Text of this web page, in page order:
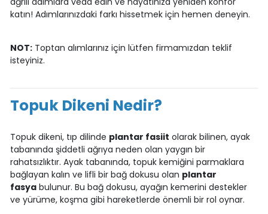
katın! Adımlarınızdaki farkı hissetmek için hemen deneyin.
NOT:Toptan alımlarınız için lütfen firmamızdan teklif
isteyiniz.
Topuk Dikeni Nedir?
Topuk dikeni, tıp dilinde plantar fasiit olarak bilinen, ayak
tabanında şiddetli ağrıya neden olan yaygın bir
rahatsızlıktır. Ayak tabanında, topuk kemiğini parmaklara
bağlayan kalın ve lifli bir bağ dokusu olan plantar
fasyabulunur. Bu bağ dokusu, ayağın kemerini destekler
ve yürüme, koşma gibi hareketlerde önemli bir rol oynar.